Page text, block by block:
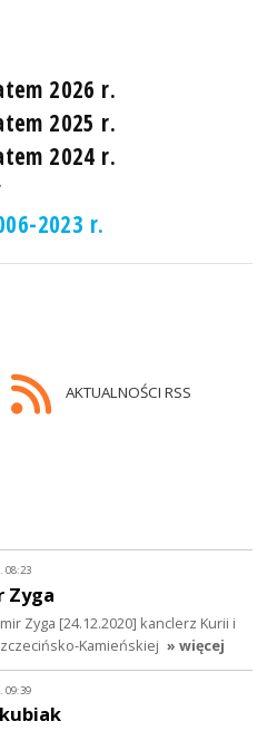
2026 r.
2025 r.
2024 r.
2023 r.
AKTUALNOŚCI RSS
08:23
Zyga
Zyga [24.12.2020] kanclerz Kurii i
Kamieńskiej » więcej
09:39